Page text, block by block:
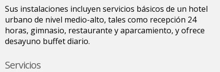
Sus instalaciones incluyen servicios básicos de un hotel
urbano de nivel medio-alto, tales como recepción 24
horas, gimnasio, restaurante y aparcamiento, y ofrece
desayuno buffet diario.
Servicios